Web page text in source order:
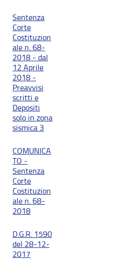
Sentenza
Corte
Costituzion
ale n. 68-
2018 - dal
12 Aprile
2018 -
Preavvisi
scritti e
Depositi
solo in zona
sismica 3
COMUNICA
TO -
Sentenza
Corte
Costituzion
ale n. 68-
2018
D.G.R. 1590
del 28-12-
2017